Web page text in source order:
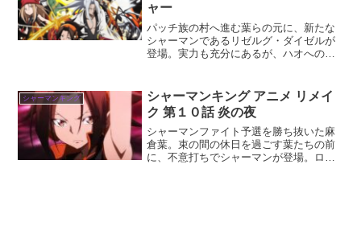
ャー
パッチ族の村へ進む葉らの元に、新たな
シャーマンであるリゼルグ・ダイゼルが
登場。実力も充分にあるが、ハオへのリ
シャーマンキング
シャーマンキング アニメ リメイ
ク 第１０話 炎の夜
シャーマンファイト予選を勝ち抜いた麻
倉葉。束の間の休日を過ごす葉たちの前
に、不意打ちでシャーマンが登場。ロッ